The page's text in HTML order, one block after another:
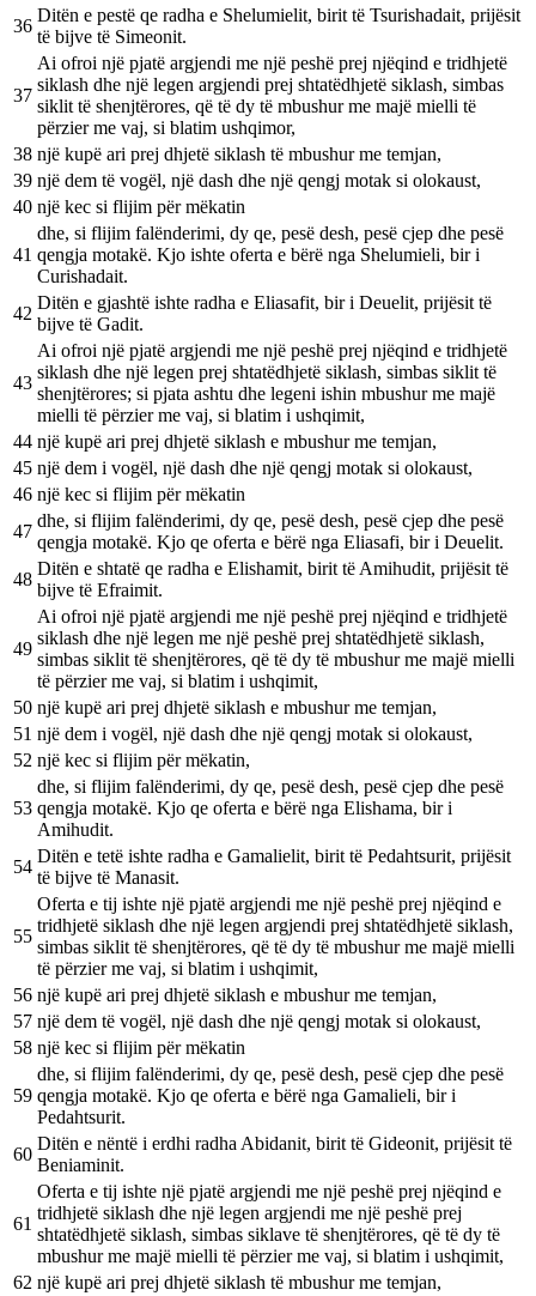
36
Ditën e pestë qe radha e Shelumielit, birit të Tsurishadait, prijësit
të bijve të Simeonit.
37
Ai ofroi një pjatë argjendi me një peshë prej njëqind e tridhjetë
siklash dhe një legen argjendi prej shtatëdhjetë siklash, simbas
siklit të shenjtërores, që të dy të mbushur me majë mielli të
përzier me vaj, si blatim ushqimor,
38 një kupë ari prej dhjetë siklash të mbushur me temjan,
39 një dem të vogël, një dash dhe një qengj motak si olokaust,
40 një kec si flijim për mëkatin
41
dhe, si flijim falënderimi, dy qe, pesë desh, pesë cjep dhe pesë
qengja motakë. Kjo ishte oferta e bërë nga Shelumieli, bir i
Curishadait.
42
Ditën e gjashtë ishte radha e Eliasafit, bir i Deuelit, prijësit të
bijve të Gadit.
43
Ai ofroi një pjatë argjendi me një peshë prej njëqind e tridhjetë
siklash dhe një legen prej shtatëdhjetë siklash, simbas siklit të
shenjtërores; si pjata ashtu dhe legeni ishin mbushur me majë
mielli të përzier me vaj, si blatim i ushqimit,
44 një kupë ari prej dhjetë siklash e mbushur me temjan,
45 një dem i vogël, një dash dhe një qengj motak si olokaust,
46 një kec si flijim për mëkatin
47
dhe, si flijim falënderimi, dy qe, pesë desh, pesë cjep dhe pesë
qengja motakë. Kjo qe oferta e bërë nga Eliasafi, bir i Deuelit.
48
Ditën e shtatë qe radha e Elishamit, birit të Amihudit, prijësit të
bijve të Efraimit.
49
Ai ofroi një pjatë argjendi me një peshë prej njëqind e tridhjetë
siklash dhe një legen me një peshë prej shtatëdhjetë siklash,
simbas siklit të shenjtërores, që të dy të mbushur me majë mielli
të përzier me vaj, si blatim i ushqimit,
50 një kupë ari prej dhjetë siklash e mbushur me temjan,
51 një dem i vogël, një dash dhe një qengj motak si olokaust,
52 një kec si flijim për mëkatin,
53
dhe, si flijim falënderimi, dy qe, pesë desh, pesë cjep dhe pesë
qengja motakë. Kjo qe oferta e bërë nga Elishama, bir i
Amihudit.
54
Ditën e tetë ishte radha e Gamalielit, birit të Pedahtsurit, prijësit
të bijve të Manasit.
55
Oferta e tij ishte një pjatë argjendi me një peshë prej njëqind e
tridhjetë siklash dhe një legen argjendi prej shtatëdhjetë siklash,
simbas siklit të shenjtërores, që të dy të mbushur me majë mielli
të përzier me vaj, si blatim i ushqimit,
56 një kupë ari prej dhjetë siklash e mbushur me temjan,
57 një dem të vogël, një dash dhe një qengj motak si olokaust,
58 një kec si flijim për mëkatin
59
dhe, si flijim falënderimi, dy qe, pesë desh, pesë cjep dhe pesë
qengja motakë. Kjo qe oferta e bërë nga Gamalieli, bir i
Pedahtsurit.
60
Ditën e nëntë i erdhi radha Abidanit, birit të Gideonit, prijësit të
Beniaminit.
61
Oferta e tij ishte një pjatë argjendi me një peshë prej njëqind e
tridhjetë siklash dhe një legen argjendi me një peshë prej
shtatëdhjetë siklash, simbas siklave të shenjtërores, që të dy të
mbushur me majë mielli të përzier me vaj, si blatim i ushqimit,
62 një kupë ari prej dhjetë siklash të mbushur me temjan,